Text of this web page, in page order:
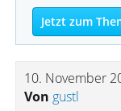
Jetzt zum
10. November
Von gustl